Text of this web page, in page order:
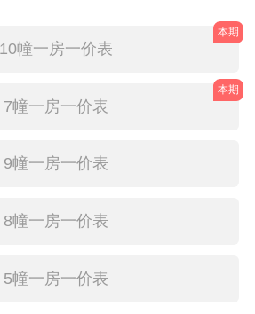
10幢一房一价表
本期
7幢一房一价表
本期
9幢一房一价表
8幢一房一价表
5幢一房一价表